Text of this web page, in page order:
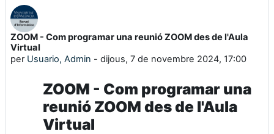
ZOOM - Com programar una reunió ZOOM des de l'Aula
Virtual
per Usuario, Admin - dijous, 7 de novembre 2024, 17:00
Nombre de respostes: 0
ZOOM - Com programar una
reunió ZOOM des de l'Aula
Virtual